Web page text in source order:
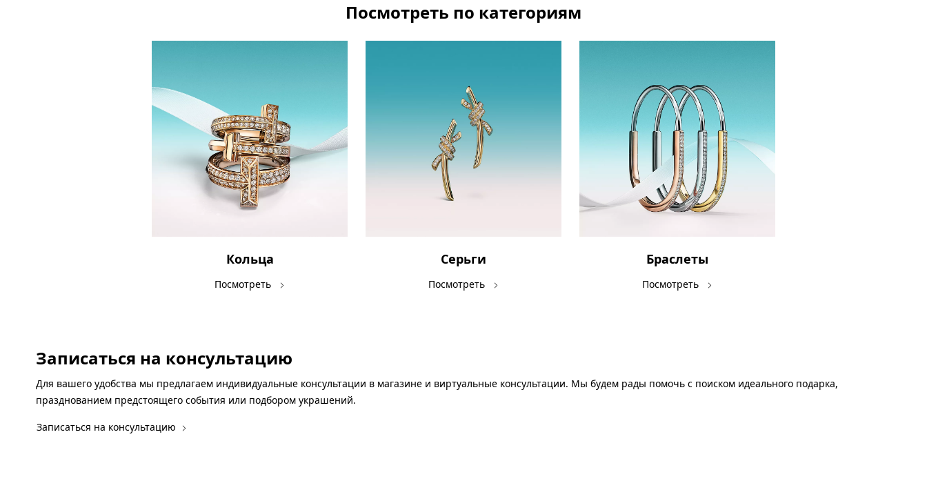
Посмотреть по категориям
Кольца
Посмотреть
Серьги
Посмотреть
Браслеты
Посмотреть
Записаться на консультацию
Для вашего удобства мы предлагаем индивидуальные консультации в магазине и виртуальные консультации. Мы будем рады помочь с поиском идеального подарка,
празднованием предстоящего события или подбором украшений.
Записаться на консультацию